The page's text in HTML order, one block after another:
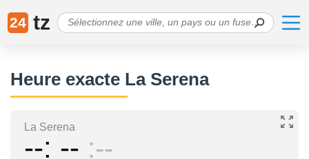
24 tz
Heure exacte La Serena
La Serena
-- -- --